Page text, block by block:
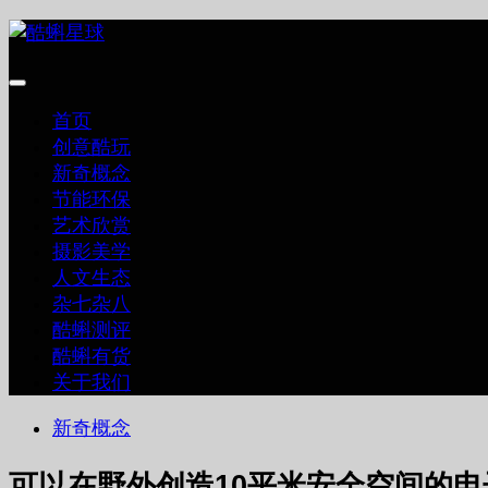
跳
内
首页
创意酷玩
新奇概念
节能环保
艺术欣赏
摄影美学
人文生态
杂七杂八
酷蝌测评
酷蝌有货
关于我们
新奇概念